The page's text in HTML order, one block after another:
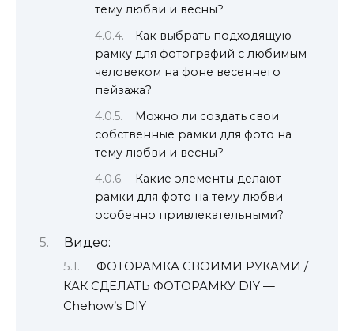
тему любви и весны?
Как выбрать подходящую
рамку для фотографий с любимым
человеком на фоне весеннего
пейзажа?
Можно ли создать свои
собственные рамки для фото на
тему любви и весны?
Какие элементы делают
рамки для фото на тему любви
особенно привлекательными?
Видео:
ФОТОРАМКА СВОИМИ РУКАМИ /
КАК СДЕЛАТЬ ФОТОРАМКУ DIY —
Chehow’s DIY